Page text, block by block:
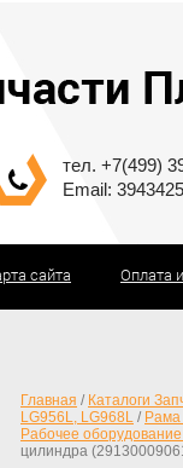
тел. +7(499)
Email:
сайта Оплата
Главная / Каталоги
LG956L, LG968L / Рама
Рабочее
цилиндра